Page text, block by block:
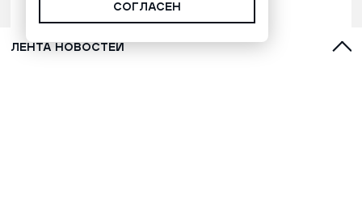
ЛЕНТА НОВОСТЕЙ
СОГЛАСЕН